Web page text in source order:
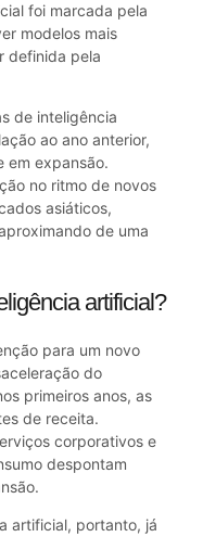
foi marcada pela
modelos mais
definida pela
de inteligência
ao ano anterior,
em expansão.
no ritmo de novos
asiáticos,
de uma
artificial?
para um novo
do
primeiros anos, as
de receita.
corporativos e
despontam
artificial, portanto, já